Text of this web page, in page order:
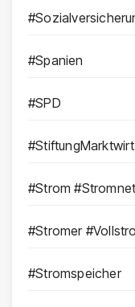
#Spanien
#SPD
#Strom
#Stromer
#Stromspeicher